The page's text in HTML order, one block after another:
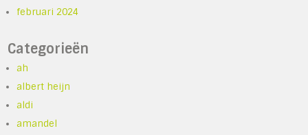
februari 2024
Categorieën
ah
albert heijn
aldi
amandel